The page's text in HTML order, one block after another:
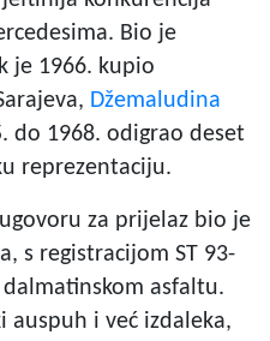
Bio je
je 1966. kupio
Džemaludina
do 1968. odigrao deset
reprezentaciju.
za prijelaz bio je
s registracijom ST 93-
asfaltu.
auspuh i već izdaleka,